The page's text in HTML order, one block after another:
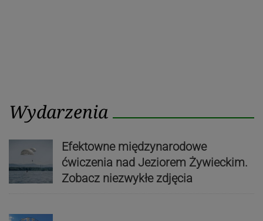
Wydarzenia
Efektowne międzynarodowe
ćwiczenia nad Jeziorem Żywieckim.
Zobacz niezwykłe zdjęcia